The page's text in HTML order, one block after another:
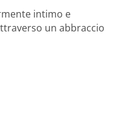
intimo e
un abbraccio